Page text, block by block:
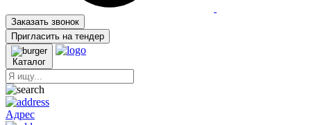
Заказать звонок
Пригласить на тендер
Каталог
Адрес